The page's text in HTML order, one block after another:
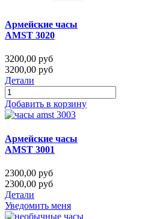
Армейские часы
AMST 3020
3200,00 руб
3200,00 руб
Детали
Добавить в корзину
Армейские часы
AMST 3001
2300,00 руб
2300,00 руб
Детали
Уведомить меня